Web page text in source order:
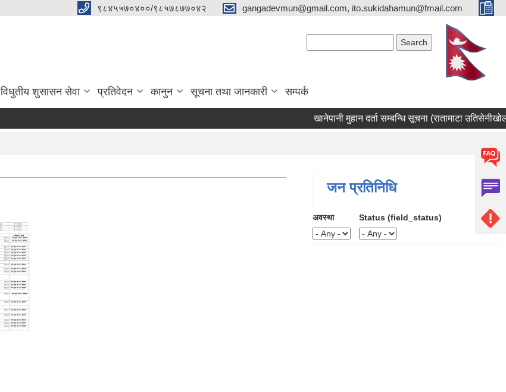
९८४५५७०४००/९८५७८७७०४२ gangadevmun@gmail.com, ito.sukidahamun@fmail.com
विधुतीय शुसासन सेवा प्रतिवेदन कानुन सूचना तथा जानकारी सम्पर्क
खानेपानी मुहान दर्ता सम्बन्धि सूचना (रातामाटा उतिसेनीखोला
जन प्रतिनिधि
अवस्था Status (field_status)